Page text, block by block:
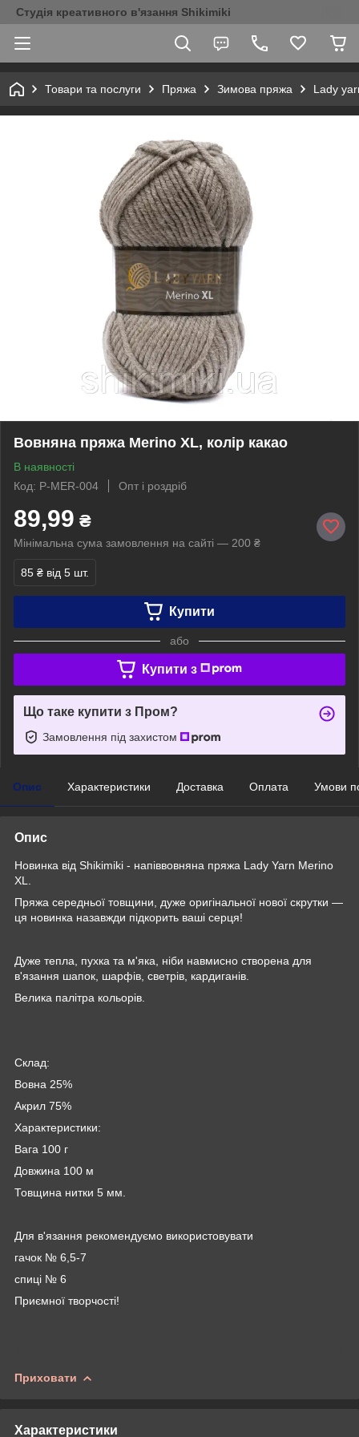
Студія креативного в'язання Shikimiki
Товари та послуги Пряжа Зимова пряжа Lady
Вовняна пряжа Merino XL, колір какао
В наявності
Код: P-MER-004
Опт і роздріб
89,99 ₴
Мінімальна сума замовлення на сайті — 200 ₴
85 ₴ від 5 шт.
Купити
або
Купити з
Що таке купити з Пром?
Замовлення під захистом
Опис Характеристики Доставка Оплата Умови
Опис
Новинка від Shikimiki - напіввовняна пряжа Lady Yarn Merino
XL.
Пряжа середньої товщини, дуже оригінальної нової скрутки —
ця новинка назавжди підкорить ваші серця!
Дуже тепла, пухка та м'яка, ніби навмисно створена для
в'язання шапок, шарфів, светрів, кардиганів.
Велика палітра кольорів.
Склад:
Вовна 25%
Акрил 75%
Характеристики:
Вага 100 г
Довжина 100 м
Товщина нитки 5 мм.
Для в'язання рекомендуємо використовувати
гачок № 6,5-7
спиці № 6
Приємної творчості!
Приховати
Характеристики